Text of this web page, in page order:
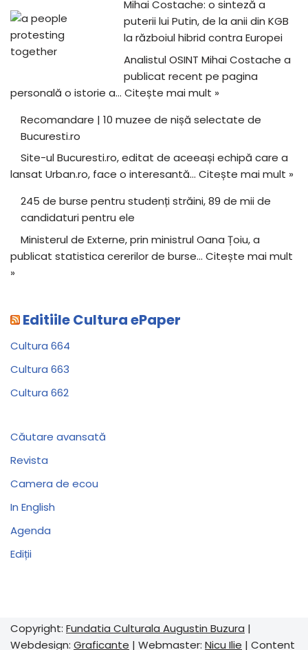
Mihai Costache: o sinteză a
puterii lui Putin, de la anii din KGB
la războiul hibrid contra Europei
Analistul OSINT Mihai Costache a
publicat recent pe pagina
personală o istorie a… Citește mai mult »
Recomandare | 10 muzee de nișă selectate de
Bucuresti.ro
Site-ul Bucuresti.ro, editat de aceeași echipă care a
lansat Urban.ro, face o interesantă… Citește mai mult »
245 de burse pentru studenți străini, 89 de mii de
candidaturi pentru ele
Ministerul de Externe, prin ministrul Oana Țoiu, a
publicat statistica cererilor de burse… Citește mai mult
»
Editiile Cultura ePaper
Cultura 664
Cultura 663
Cultura 662
Căutare avansată
Revista
Camera de ecou
In English
Agenda
Ediții
Copyright: Fundatia Culturala Augustin Buzura |
Webdesign: Graficante | Webmaster: Nicu Ilie | Content